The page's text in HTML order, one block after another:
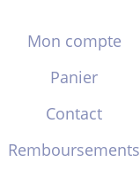
Mon compte
Panier
Contact
Remboursements